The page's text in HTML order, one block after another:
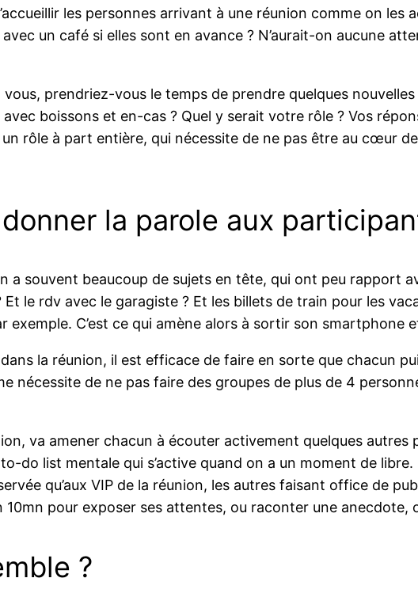
les personnes arrivant à une réunion comme on
un café si elles sont en avance ? N’aurait-on aucune
prendriez-vous le temps de prendre quelques
avec boissons et en-cas ? Quel y serait votre rôle ? Vos
un rôle à part entière, qui nécessite de ne pas être au cœur
la parole aux
a souvent beaucoup de sujets en tête, qui ont peu rapport
le rdv avec le garagiste ? Et les billets de train pour les
exemple. C’est ce qui amène alors à sortir son smartphone
la réunion, il est efficace de faire en sorte que chacun
nécessite de ne pas faire des groupes de plus de 4
va amener chacun à écouter activement quelques
do list mentale qui s’active quand on a un moment de
qu’aux VIP de la réunion, les autres faisant office de
pour exposer ses attentes, ou raconter une
?